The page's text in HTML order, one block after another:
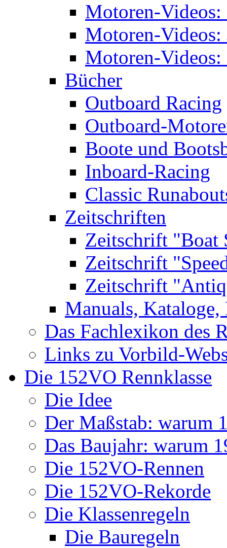
Motoren-
Motoren-Videos:
Motoren-Videos:
Bücher
Outboard Racing
Outboard-
Boote und
Inboard-Racing
Classic
Zeitschriften
Zeitschrift "Boat
Zeitschrift
Zeitschrift
Manuals, Kataloge,
Das Fachlexikon des
Links zu Vorbild-
Die 152VO Rennklasse
Die Idee
Der Maßstab: warum
Das Baujahr: warum
Die 152VO-Rennen
Die 152VO-Rekorde
Die Klassenregeln
Die Bauregeln